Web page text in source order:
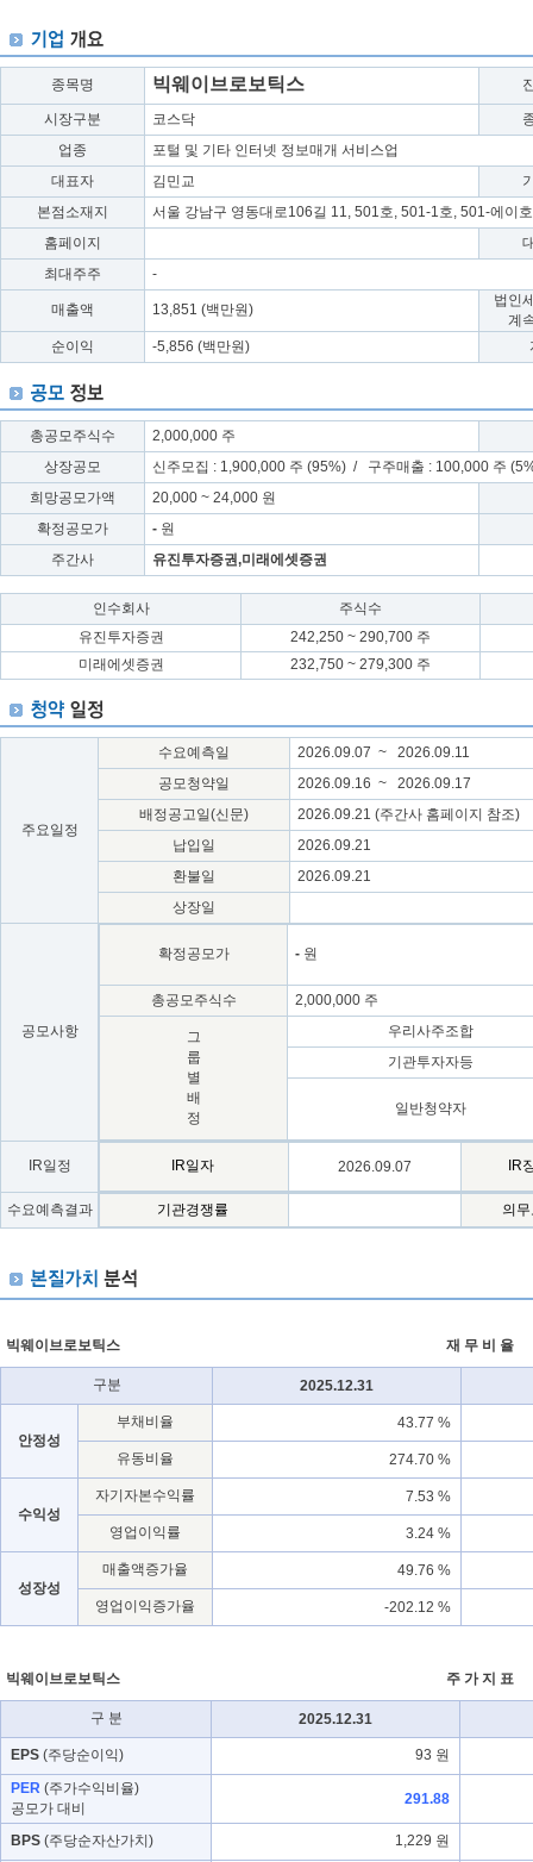
종목명 빅웨이브로보틱스
시장구분 코스닥
업종
포털 및 기타 인터넷 정보매개 서비스업
대표자
김민교
본점소재지
서울 강남구 영동대로106길 11, 501호, 501-1호, 501-에이
홈페이지
최대주주
-
매출액 13,851 (백만원)
법인
계
순이익
-5,856 (백만원)
총공모주식수
2,000,000 주
상장공모
신주모집 : 1,900,000 주 (95%) / 구주매출 : 100,000 주
희망공모가액
20,000 ~ 24,000 원
확정공모가
- 원
주간사
유진투자증권,미래에셋증권
인수회사
주식수
유진투자증권
242,250 ~ 290,700 주
미래에셋증권
232,750 ~ 279,300 주
주요일정
수요예측일
2026.09.07 ~ 2026.09.11
공모청약일
2026.09.16 ~ 2026.09.17
배정공고일(신문)
2026.09.21 (주간사 홈페이지 참조)
납입일
2026.09.21
환불일
2026.09.21
상장일
공모사항
확정공모가 - 원
총공모주식수 2,000,000 주
그
룹
별
배
정
우리사주조합
기관투자자등
일반청약자
IR일정 IR일자 2026.09.07 IR
수요예측결과 기관경쟁률 의
빅웨이브로보틱스 재 무 비 율
구분 2025.12.31
안정성
부채비율 43.77 %
유동비율 274.70 %
수익성
자기자본수익률 7.53 %
영업이익률 3.24 %
성장성
매출액증가율 49.76 %
영업이익증가율 -202.12 %
빅웨이브로보틱스 주 가 지 표
구 분 2025.12.31
EPS (주당순이익)
93 원
PER (주가수익비율)
공모가 대비
291.88
BPS (주당순자산가치) 1,229 원